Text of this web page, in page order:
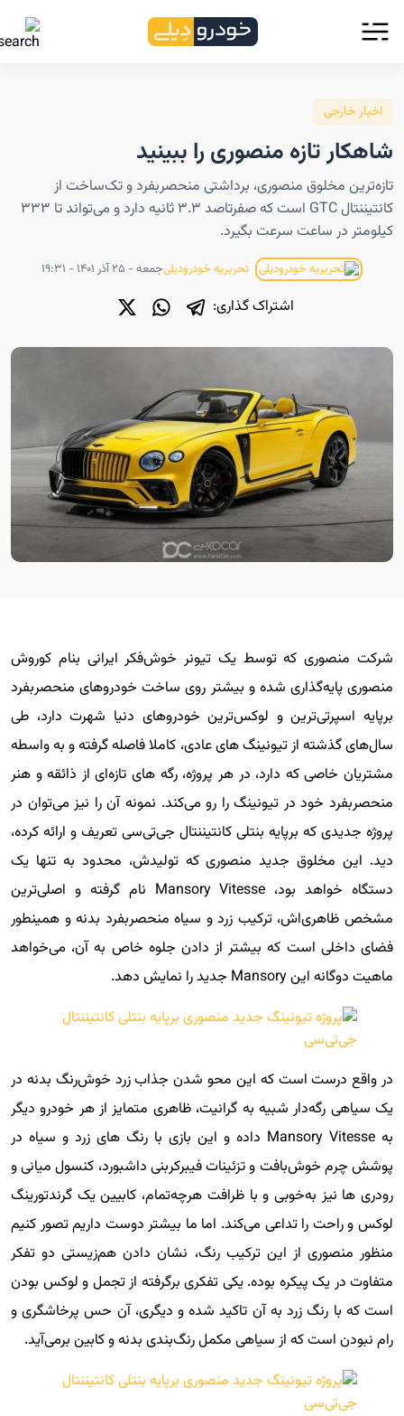
اخبار خارجی
شاهکار تازه منصوری را ببینید
تازه‌ترین مخلوق منصوری، برداشتی منحصربفرد و تک‌ساخت از
کانتیننتال GTC است که صفرتاصد ۳.۳ ثانیه دارد و می‌تواند تا ۳۳۳
کیلومتر در ساعت سرعت بگیرد.
تحریریه خودرودیلیجمعه - ۲۵ آذر ۱۴۰۱ - ۱۹:۳۱
اشتراک گذاری:
شرکت منصوری که توسط یک تیونر خوش‌فکر ایرانی بنام کوروش
منصوری پایه‌گذاری شده و بیشتر روی ساخت خودروهای منحصربفرد
برپایه اسپرتی‌ترین و لوکس‌ترین خودروهای دنیا شهرت دارد، طی
سال‌های گذشته از تیونینگ های عادی، کاملا فاصله گرفته و به واسطه
مشتریان خاصی که دارد، در هر پروژه، رگه های تازه‌ای از ذائقه و هنر
منحصربفرد خود در تیونینگ را رو می‌کند. نمونه آن را نیز می‌توان در
پروژه جدیدی که برپایه بنتلی کانتیننتال جی‌تی‌سی تعریف و ارائه کرده،
دید. این مخلوق جدید منصوری که تولیدش، محدود به تنها یک
دستگاه خواهد بود، Mansory Vitesse نام گرفته و اصلی‌ترین
مشخص ظاهری‌اش، ترکیب زرد و سیاه منحصربفرد بدنه و همینطور
فضای داخلی است که بیشتر از دادن جلوه خاص به آن، می‌خواهد
ماهیت دوگانه این Mansory جدید را نمایش دهد.
در واقع درست است که این محو شدن جذاب زرد خوش‌رنگ بدنه در
یک سیاهی رگه‌دار شبیه به گرانیت، ظاهری متمایز از هر خودرو دیگر
به Mansory Vitesse داده و این بازی با رنگ های زرد و سیاه در
پوشش چرم خوش‌بافت و تزئینات فیبرکربنی داشبورد، کنسول میانی و
رودری ها نیز به‌خوبی و با ظرافت هرچه‌تمام، کابیین یک گرندتورینگ
لوکس و راحت را تداعی می‌کند. اما ما بیشتر دوست داریم تصور کنیم
منظور منصوری از این ترکیب رنگ، نشان دادن هم‌زیستی دو تفکر
متفاوت در یک پیکره بوده. یکی تفکری برگرفته از تجمل و لوکس بودن
است که با رنگ زرد به آن تاکید شده و دیگری، آن حس پرخاشگری و
رام نبودن است که از سیاهی مکمل رنگ‌بندی بدنه و کابین برمی‌آید.